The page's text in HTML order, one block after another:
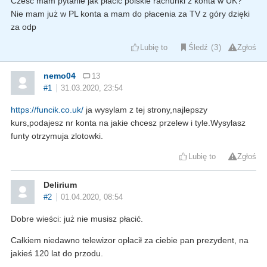
Nie mam już w PL konta a mam do płacenia za TV z góry dzięki
za odp
Lubię to Śledź 3 Zgłoś
nemo04
13
#1
31.03.2020, 23:54
https://funcik.co.uk/ ja wysylam z tej strony,najlepszy
kurs,podajesz nr konta na jakie chcesz przelew i tyle.Wysylasz
funty otrzymuja zlotowki.
Lubię to Zgłoś
Delirium
#2 01.04.2020, 08:54
Dobre wieści: już nie musisz płacić.
Całkiem niedawno telewizor opłacił za ciebie pan prezydent, na
jakieś 120 lat do przodu.